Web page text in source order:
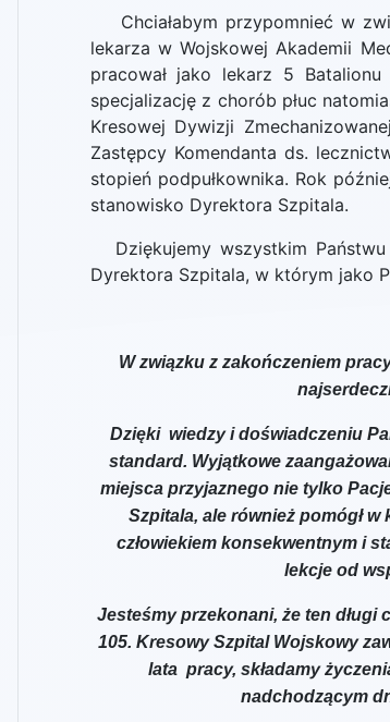
Chciałabym przypomnieć w
lekarza w Wojskowej Akademii
pracował jako lekarz 5
specjalizację z chorób płuc
Kresowej Dywizji
Zastępcy Komendanta ds.
stopień podpułkownika. Rok
stanowisko Dyrektora Szpitala.
Dziękujemy wszystkim Państwu
Dyrektora Szpitala, w którym jako
W związku z zakończeniem
Dzięki wiedzy i doświadczeniu
standard. Wyjątkowe
miejsca przyjaznego nie tylko
Szpitala, ale również pomógł
człowiekiem konsekwentnym i
lekcje od
Jesteśmy przekonani, że ten długi
105. Kresowy Szpital Wojskowy
lata pracy, składamy
nadchodzącym